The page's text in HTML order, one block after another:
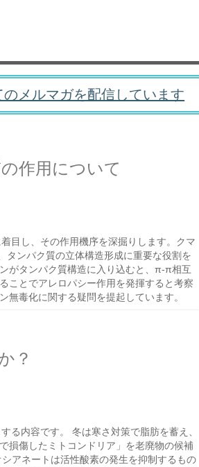
メルマガを配信しています
作用について
目し、その作用機序を深掘りします。クマ
ンパク質の立体構造形成に重要な役割を
がタンパク質構造に入り込むと、π-π相互
ことでアレロパシー作用を発揮すると考察
無毒化に関する疑問を提起しています。
？
る内容です。 冬は寒さ対策で脂肪を蓄え、
損傷したミトコンドリア」を老廃物の候補
アネートは活性酸素の発生を抑制するもの